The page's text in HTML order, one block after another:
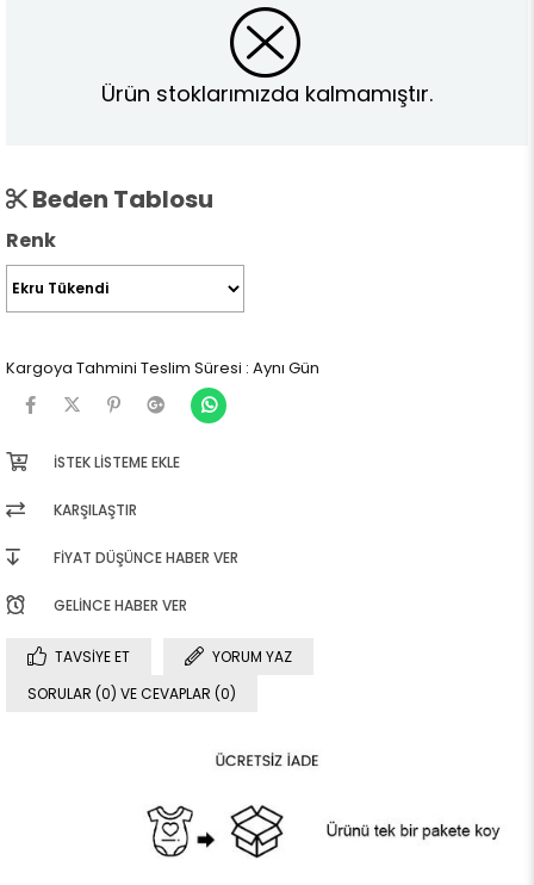
Ürün stoklarımızda kalmamıştır.
Beden Tablosu
Renk
Kargoya Tahmini Teslim Süresi : Aynı Gün
İSTEK LISTEME EKLE
KARŞILAŞTIR
FIYAT DÜŞÜNCE HABER VER
GELINCE HABER VER
TAVSIYE ET
YORUM YAZ
SORULAR (0) VE CEVAPLAR (0)